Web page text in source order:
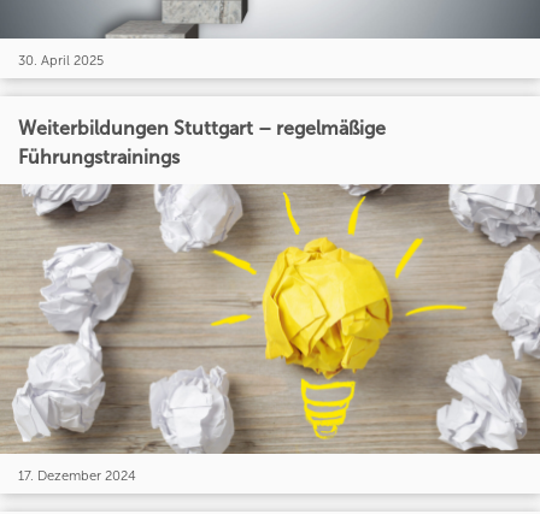
30. April 2025
Weiterbildungen Stuttgart – regelmäßige
Führungstrainings
17. Dezember 2024